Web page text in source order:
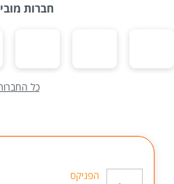
חברות
כל
הפניקס